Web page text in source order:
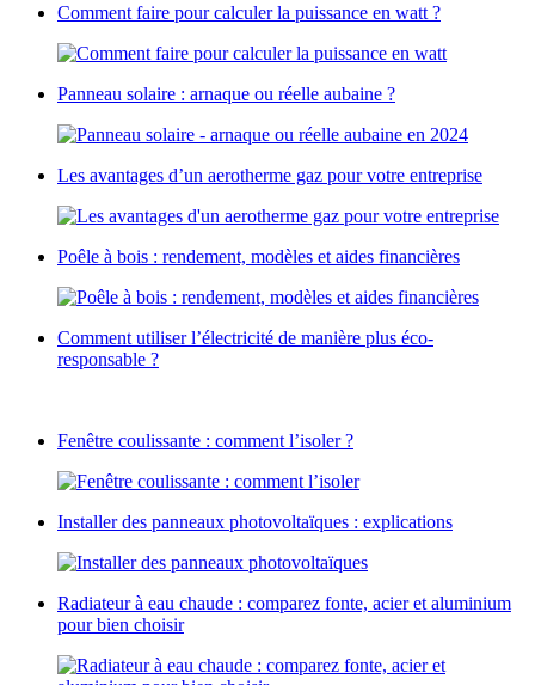
Comment faire pour calculer la puissance en watt ?
Panneau solaire : arnaque ou réelle aubaine ?
Les avantages d’un aerotherme gaz pour votre entreprise
Poêle à bois : rendement, modèles et aides financières
Comment utiliser l’électricité de manière plus éco-
responsable ?
Fenêtre coulissante : comment l’isoler ?
Installer des panneaux photovoltaïques : explications
Radiateur à eau chaude : comparez fonte, acier et aluminium
pour bien choisir